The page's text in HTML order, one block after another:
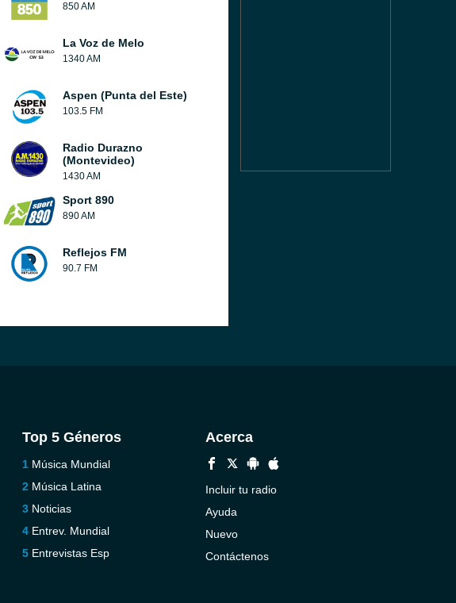
850 AM
La Voz de Melo
1340 AM
Aspen (Punta del Este)
103.5 FM
Radio Durazno
(Montevideo)
1430 AM
Sport 890
890 AM
Reflejos FM
90.7 FM
Top 5 Géneros
Música Mundial
Música Latina
Noticias
Entrev. Mundial
Entrevistas Esp
Acerca
Incluir tu radio
Ayuda
Nuevo
Contáctenos